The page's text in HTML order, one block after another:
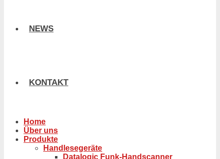
NEWS
KONTAKT
Home
Über uns
Produkte
Handlesegeräte
Datalogic Funk-Handscanner